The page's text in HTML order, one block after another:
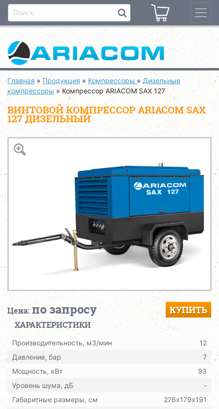
Главная » Продукция » Компрессоры » Дизельные
компрессоры » Компрессор ARIACOM SAX 127
ВИНТОВОЙ КОМПРЕССОР ARIACOM SAX
127 ДИЗЕЛЬНЫЙ
Цена: по запросу КУПИТЬ
ХАРАКТЕРИСТИКИ
Производительность, м3/мин
12
Давление, бар
7
Мощность, кВт
93
Уровень шума, дБ
-
Габаритные размеры, см
276х179х191